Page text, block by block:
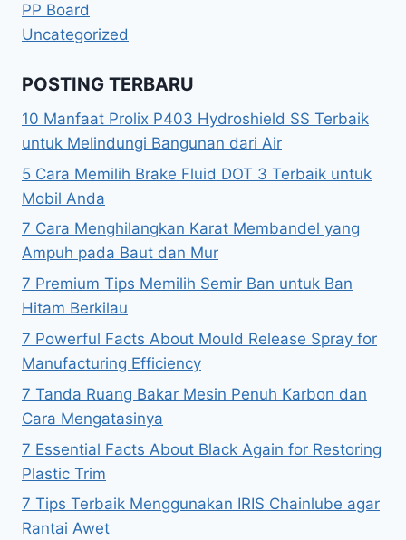
PP Board
Uncategorized
POSTING TERBARU
10 Manfaat Prolix P403 Hydroshield SS Terbaik
untuk Melindungi Bangunan dari Air
5 Cara Memilih Brake Fluid DOT 3 Terbaik untuk
Mobil Anda
7 Cara Menghilangkan Karat Membandel yang
Ampuh pada Baut dan Mur
7 Premium Tips Memilih Semir Ban untuk Ban
Hitam Berkilau
7 Powerful Facts About Mould Release Spray for
Manufacturing Efficiency
7 Tanda Ruang Bakar Mesin Penuh Karbon dan
Cara Mengatasinya
7 Essential Facts About Black Again for Restoring
Plastic Trim
7 Tips Terbaik Menggunakan IRIS Chainlube agar
Rantai Awet